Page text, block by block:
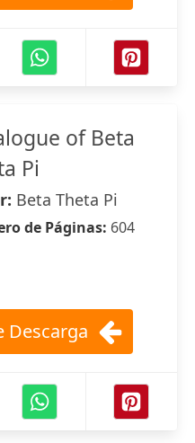
of Beta
Pi
Beta Theta Pi
de Páginas: 604
Descarga